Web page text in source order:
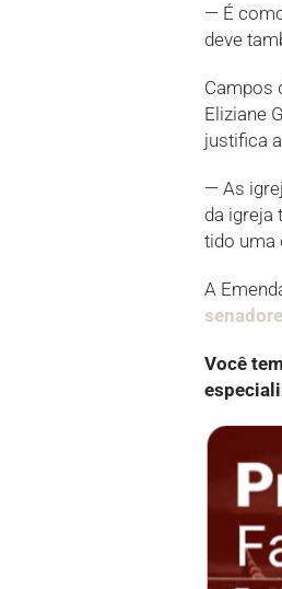
— É
deve
Campos
Eliziane
justifica
— As
da igreja
tido uma
A
Você